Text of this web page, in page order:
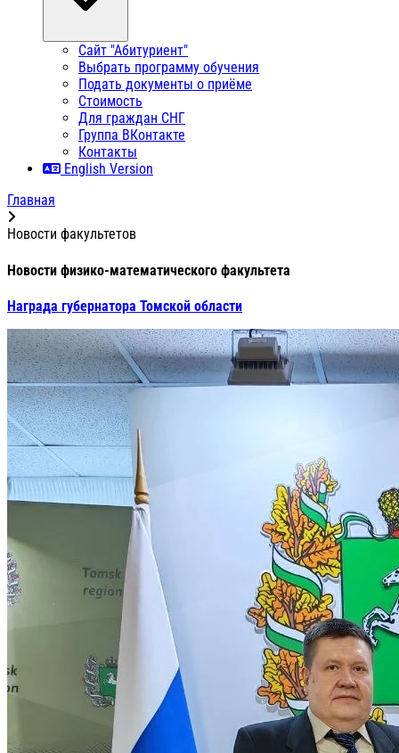
Сайт "Абитуриент"
Выбрать программу обучения
Подать документы о приёме
Стоимость
Для граждан СНГ
Группа ВКонтакте
Контакты
English Version
Главная
Новости факультетов
Новости физико-математического факультета
Награда губернатора Томской области